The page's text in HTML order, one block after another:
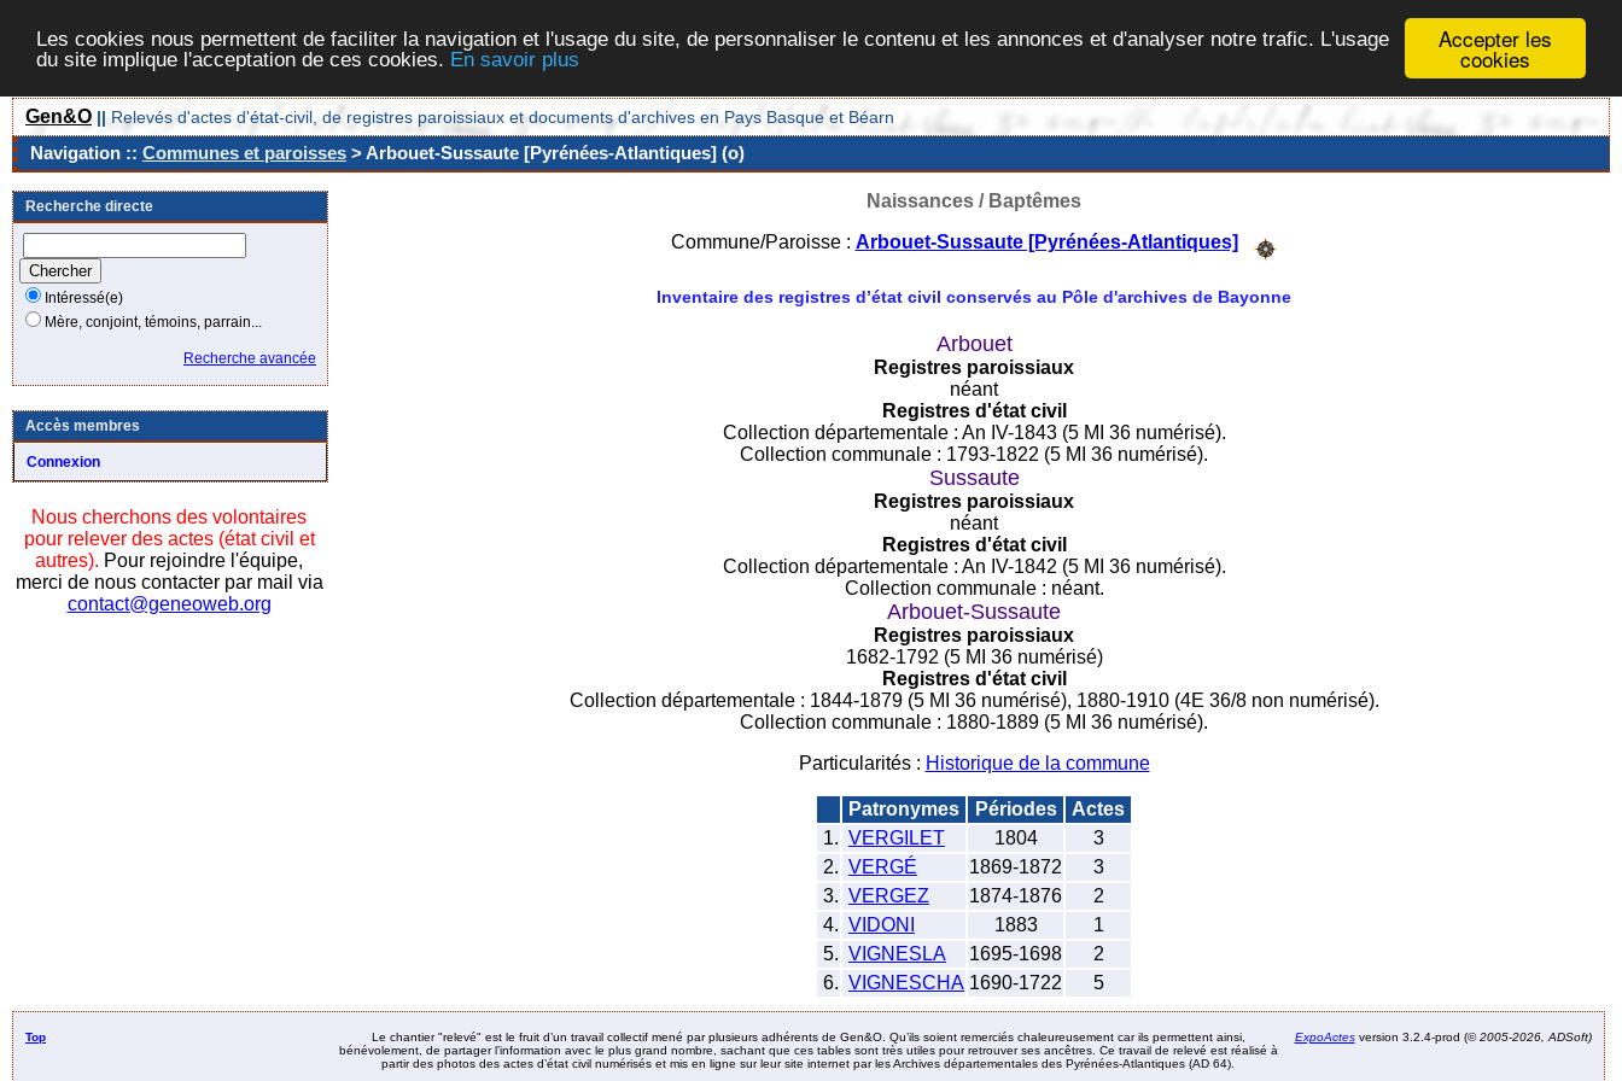
Accepter les
cookies
Les cookies nous permettent de faciliter la navigation et l'usage du site, de personnaliser le contenu et les annonces et d'analyser notre trafic. L'usage
du site implique l'acceptation de ces cookies. En savoir plus
Gen&O || Relevés d'actes d'état-civil, de registres paroissiaux et documents d'archives en Pays Basque et Béarn
Navigation :: Communes et paroisses > Arbouet-Sussaute [Pyrénées-Atlantiques] (o)
Recherche directe
Intéressé(e)
Mère, conjoint, témoins, parrain...
Recherche avancée
Accès membres
Connexion
Nous cherchons des volontaires
pour relever des actes (état civil et
autres). Pour rejoindre l'équipe,
merci de nous contacter par mail via
contact@geneoweb.org
Naissances / Baptêmes
Commune/Paroisse : Arbouet-Sussaute [Pyrénées-Atlantiques]
Inventaire des registres d’état civil conservés au Pôle d'archives de Bayonne
Arbouet
Registres paroissiaux
néant
Registres d'état civil
Collection départementale : An IV-1843 (5 MI 36 numérisé).
Collection communale : 1793-1822 (5 MI 36 numérisé).
Sussaute
Registres paroissiaux
néant
Registres d'état civil
Collection départementale : An IV-1842 (5 MI 36 numérisé).
Collection communale : néant.
Arbouet-Sussaute
Registres paroissiaux
1682-1792 (5 MI 36 numérisé)
Registres d'état civil
Collection départementale : 1844-1879 (5 MI 36 numérisé), 1880-1910 (4E 36/8 non numérisé).
Collection communale : 1880-1889 (5 MI 36 numérisé).
Particularités : Historique de la commune
Patronymes Périodes
Actes
1. VERGILET 1804
3
2. VERGÉ 1869-1872
3
3. VERGEZ 1874-1876
2
4. VIDONI 1883
1
5. VIGNESLA 1695-1698
2
6. VIGNESCHA 1690-1722 5
Top
Le chantier "relevé" est le fruit d’un travail collectif mené par plusieurs adhérents de Gen&O. Qu’ils soient remerciés chaleureusement car ils permettent ainsi,
bénévolement, de partager l’information avec le plus grand nombre, sachant que ces tables sont très utiles pour retrouver ses ancêtres. Ce travail de relevé est réalisé à
partir des photos des actes d’état civil numérisés et mis en ligne sur leur site internet par les Archives départementales des Pyrénées-Atlantiques (AD 64).
ExpoActesversion 3.2.4-prod (©2005-2026, ADSoft)